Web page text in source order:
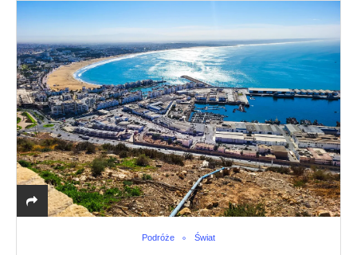
Podróże Świat